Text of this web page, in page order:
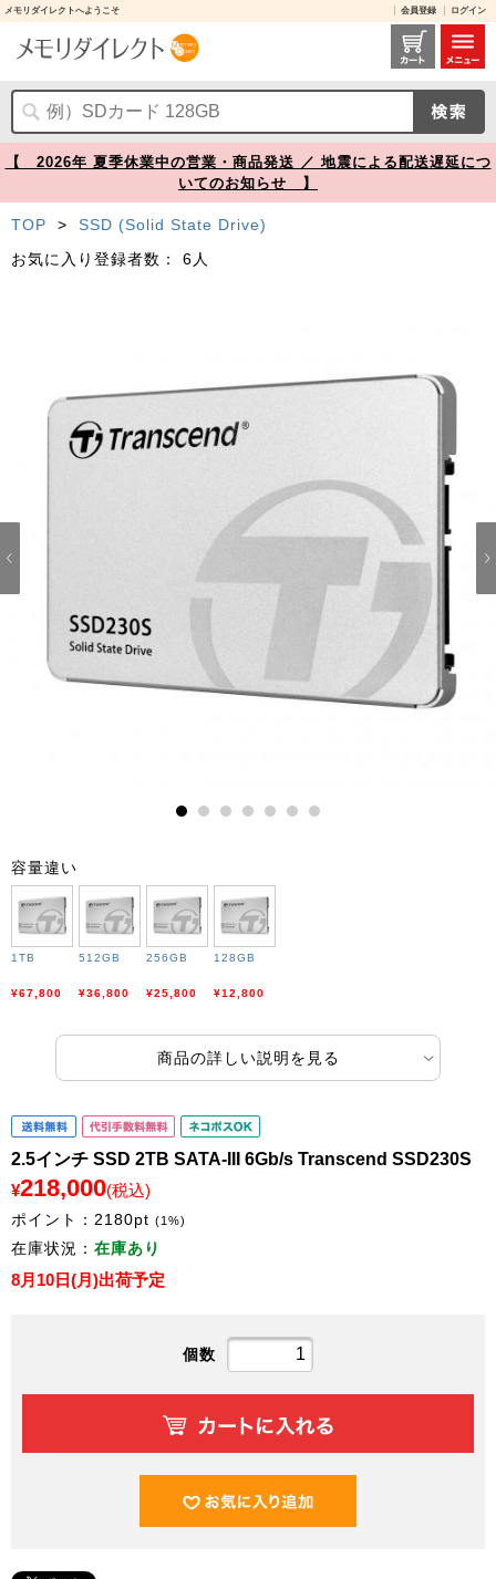
メモリダイレクトへようこそ 会員登録 ログイン
2.5インチ SSD 2TB SATA-III 6Gb/s Transcend SSD230S【メモリダイレクト】
【 2026年 夏季休業中の営業・商品発送 ／ 地震による配送遅延につ
いてのお知らせ 】
TOP >
SSD (Solid State Drive)
お気に入り登録者数：
6人
容量違い
1TB
¥67,800
512GB
¥36,800
256GB
¥25,800
128GB
¥12,800
商品の詳しい説明を見る
2.5インチ SSD 2TB SATA-III 6Gb/s Transcend SSD230S
¥218,000(税込)
ポイント： 2180pt (1%)
在庫状況： 在庫あり
8月10日(月)出荷予定
個数